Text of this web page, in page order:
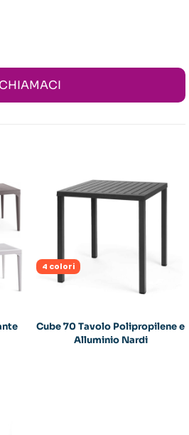
CHIAMACI
4 colori
Cube 70 Tavolo Polipropilene e
Alluminio Nardi